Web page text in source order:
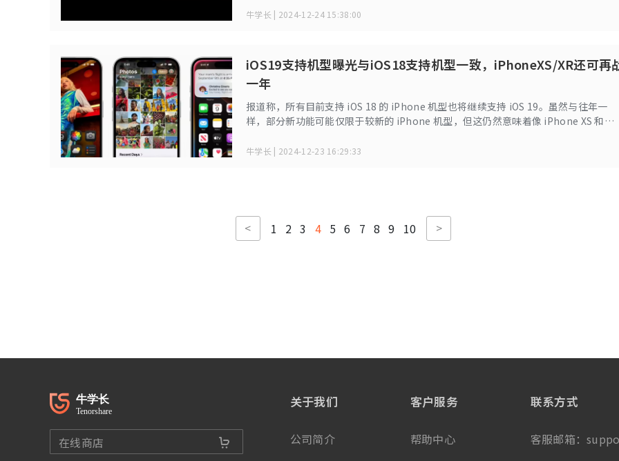
牛学长 | 2024-12-24 15:38:00
iOS19支持机型曝光与iOS18支持机型一致，iPhoneXS/XR还可再
一年
报道称，所有目前支持 iOS 18 的 iPhone 机型也将继续支持 iOS 19。虽然与往年一
样，部分新功能可能仅限于较新的 iPhone 机型，但这仍然意味着像 iPhone XS 和
牛学长 | 2024-12-23 16:29:33
< 1 2 3 4 5 6 7 8 9 10 >
在线商店
关于我们
公司简介
客户服务
帮助中心
联系方式
客服邮箱：